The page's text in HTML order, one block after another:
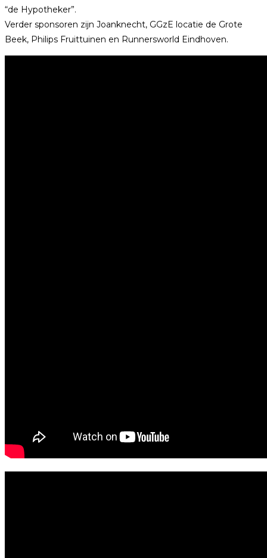
“de Hypotheker”.
Verder sponsoren zijn Joanknecht, GGzE locatie de Grote
Beek, Philips Fruittuinen en Runnersworld Eindhoven.